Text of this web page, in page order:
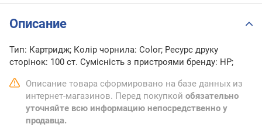
Описание
Тип: Картридж; Колір чорнила: Color; Ресурс друку
сторінок: 100 ст. Сумісність з пристроями бренду: HP;
Описание товара сформировано на базе данных из
интернет-магазинов. Перед покупкой обязательно
уточняйте всю информацию непосредственно у
продавца.